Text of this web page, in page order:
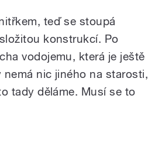
teď se stoupá
konstrukcí. Po
vodojemu, která je ještě
nic jiného na starosti,
tady děláme. Musí se to